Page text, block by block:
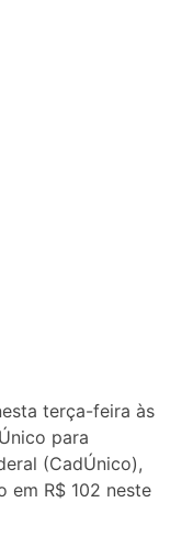
terça-feira às
para
(CadÚnico),
em R$ 102 neste